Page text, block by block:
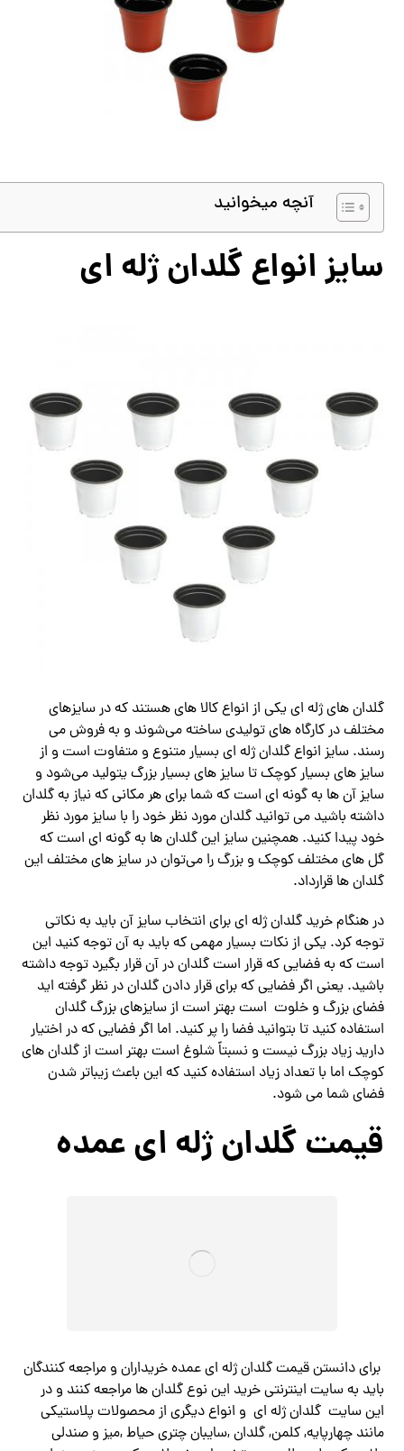
آنچه میخوانید
سایز انواع گلدان ژله ای
گلدان های ژله ای یکی از انواع کالا های هستند که در سایزهای
مختلف در کارگاه‌ های تولیدی ساخته می‌شوند و به فروش می
رسند. سایز انواع گلدان ژله ای بسیار متنوع و متفاوت است و از
سایز های بسیار کوچک تا سایز های بسیار بزرگ یتولید می‌شود و
سایز آن ها به گونه ای است که شما برای هر مکانی که نیاز به گلدان
داشته باشید می توانید گلدان مورد نظر خود را با سایز مورد نظر
خود پیدا کنید. همچنین سایز این گلدان ها به گونه ای است که
گل های مختلف کوچک و بزرگ را می‌توان در سایز های مختلف این
گلدان ها قرارداد.
در هنگام خرید گلدان ژله ای برای انتخاب سایز آن باید به نکاتی
توجه کرد. یکی از نکات بسیار مهمی که باید به آن توجه کنید این
است که به فضایی که قرار است گلدان در آن قرار بگیرد توجه داشته
باشید. یعنی اگر فضایی که برای قرار دادن گلدان در نظر گرفته اید
فضای بزرگ و خلوت است بهتر است از سایزهای بزرگ گلدان
استفاده کنید تا بتوانید فضا را پر کنید. اما اگر فضایی که در اختیار
دارید زیاد بزرگ نیست و نسبتاً شلوغ است بهتر است از گلدان های
کوچک اما با تعداد زیاد استفاده کنید که این باعث زیباتر شدن
فضای شما می شود.
قیمت گلدان ژله ای عمده
برای دانستن قیمت گلدان ژله ای عمده خریداران و مراجعه کنندگان
باید به سایت اینترنتی خرید این نوع گلدان ها مراجعه کنند و در
این سایت گلدان ژله ای و انواع دیگری از محصولات پلاستیکی
مانند چهارپایه, کلمن, گلدان ,سایبان چتری حیاط ,میز و صندلی